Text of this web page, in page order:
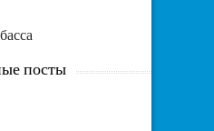
посты